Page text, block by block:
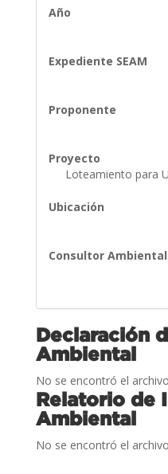
Año
Expediente SEAM
Proponente
Proyecto
Loteamiento para
Ubicación
Consultor Ambiental
Declaración
Ambiental
No se encontró el
Relatorio de
Ambiental
No se encontró el